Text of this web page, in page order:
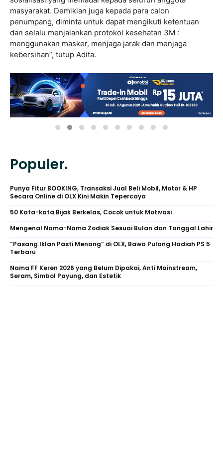
masyarakat. Demikian juga kepada para calon
penumpang, diminta untuk dapat mengikuti ketentuan
dan selalu menjalankan protokol kesehatan 3M :
menggunakan masker, menjaga jarak dan menjaga
kebersihan”, tutup Adita.
Populer.
Punya Fitur BOOKING, Transaksi Jual Beli Mobil, Motor & HP
Secara Online di OLX Kini Makin Tepercaya
50 Kata-kata Bijak Berkelas, Cocok untuk Motivasi
Mengenal Nama-Nama Zodiak Sesuai Bulan dan Tanggal Lahir
“Pasang Iklan Pasti Menang” di OLX, Bawa Pulang Hadiah PS 5
Terbaru
Nama FF Keren 2026 yang Belum Dipakai, Anti Mainstream,
Seram, Simbol Payung, dan Estetik